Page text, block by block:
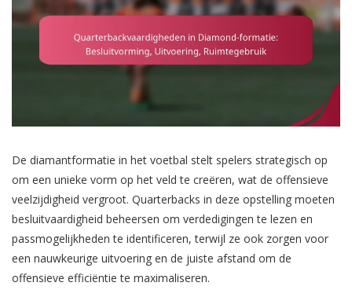
De diamantformatie in het voetbal stelt spelers strategisch op
om een unieke vorm op het veld te creëren, wat de offensieve
veelzijdigheid vergroot. Quarterbacks in deze opstelling moeten
besluitvaardigheid beheersen om verdedigingen te lezen en
passmogelijkheden te identificeren, terwijl ze ook zorgen voor
een nauwkeurige uitvoering en de juiste afstand om de
offensieve efficiëntie te maximaliseren.